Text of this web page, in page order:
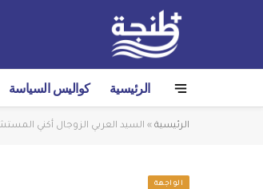
الرئيسية كواليس السياسة
الرئيسية » السيد العربي الزوجال أكني
الواجهة